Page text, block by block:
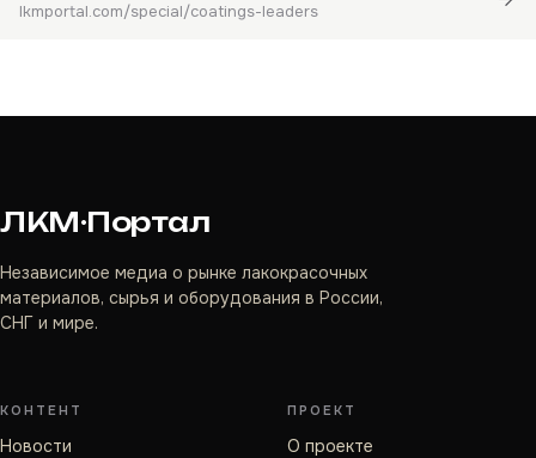
lkmportal.com/special/coatings-leaders
ЛКМ·Портал
Независимое медиа о рынке лакокрасочных
материалов, сырья и оборудования в России,
СНГ и мире.
КОНТЕНТ
Новости
ПРОЕКТ
О проекте